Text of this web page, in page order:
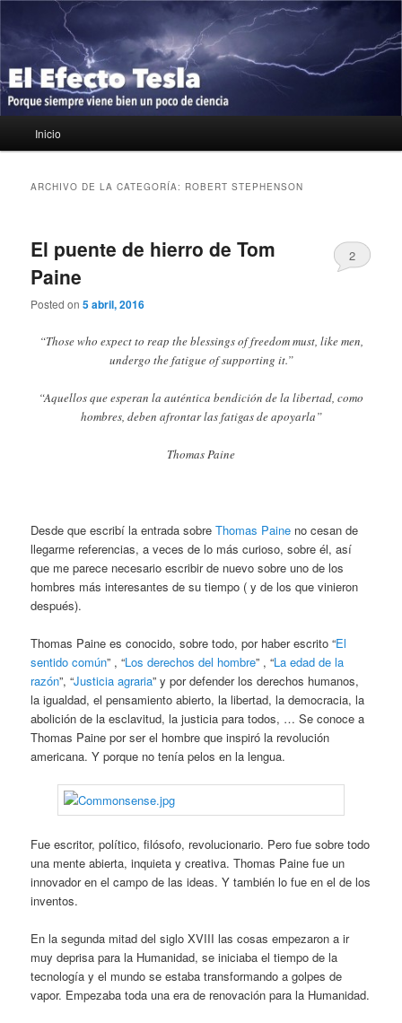
contenido
principal
contenido
secundario
El Efecto Tesla
Porque siempre viene bien un poco de ciencia
principal
Inicio
ARCHIVO DE LA CATEGORÍA: ROBERT STEPHENSON
El puente de hierro de Tom
Paine
Posted on5 abril, 2016
2
“Those who expect to reap the blessings of freedom must, like men,
undergo the fatigue of supporting it.”
“Aquellos que esperan la auténtica bendición de la libertad, como
hombres, deben afrontar las fatigas de apoyarla”
Thomas Paine
Desde que escribí la entrada sobreThomas Paine no cesan de
llegarme referencias, a veces de lo más curioso, sobre él, así
que me parece necesario escribir de nuevo sobre uno de los
hombres más interesantes de su tiempo ( y de los que vinieron
después).
Thomas Paine es conocido, sobre todo, por haber escrito “El
sentido común” , “Los derechos del hombre” , “La edad de la
razón”, “Justicia agraria” y por defender los derechos humanos,
la igualdad, el pensamiento abierto, la libertad, la democracia, la
abolición de la esclavitud, la justicia para todos, … Se conoce a
Thomas Paine por ser el hombre que inspiró la revolución
americana. Y porque no tenía pelos en la lengua.
Fue escritor, político, filósofo, revolucionario. Pero fue sobre todo
una mente abierta, inquieta y creativa. Thomas Paine fue un
innovador en el campo de las ideas. Y también lo fue en el de los
inventos.
En la segunda mitad del siglo XVIII las cosas empezaron a ir
muy deprisa para la Humanidad, se iniciaba el tiempo de la
tecnología y el mundo se estaba transformando a golpes de
vapor. Empezaba toda una era de renovación para la Humanidad.